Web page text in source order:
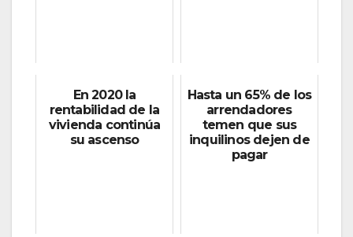
En 2020 la
rentabilidad de la
vivienda continúa
su ascenso
Hasta un 65% de los
arrendadores
temen que sus
inquilinos dejen de
pagar